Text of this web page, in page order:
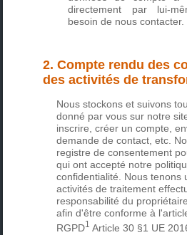
directement par lui-
besoin de nous contacter.
2. Compte rendu des
des activités de
Nous stockons et suivons
donné par vous sur notre
inscrire, créer un compte,
demande de contact, etc.
registre de consentement
qui ont accepté notre
confidentialité. Nous tenons
activités de traitement
responsabilité du
afin d'être conforme à l'
RGPD1 Article 30 §1 UE